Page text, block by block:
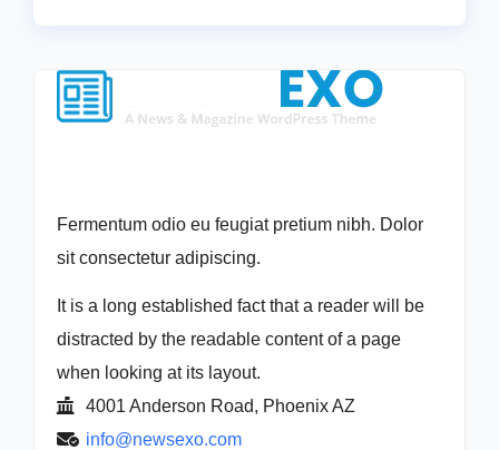
Fermentum odio eu feugiat pretium nibh. Dolor
sit consectetur adipiscing.
It is a long established fact that a reader will be
distracted by the readable content of a page
when looking at its layout.
4001 Anderson Road, Phoenix AZ
info@newsexo.com